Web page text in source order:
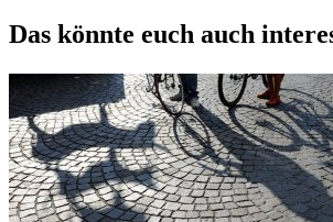
Das könnte euch auch